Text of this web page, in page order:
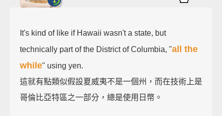
It's kind of like if Hawaii wasn't a state, but
technically part of the District of Columbia, "all the
while" using yen.
這就有點類似假設夏威夷不是一個州，而在技術上是
哥倫比亞特區之一部分，總是使用日幣。